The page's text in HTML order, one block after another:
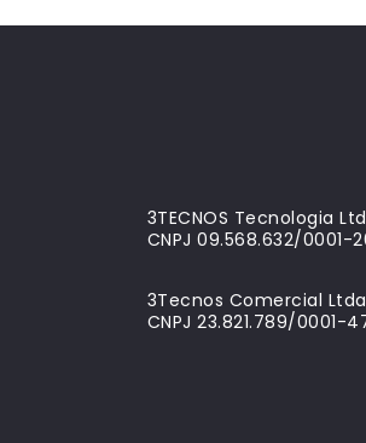
3TECNOS Tecnologia
CNPJ 09.568.632/0001-
3Tecnos Comercial Ltda
CNPJ 23.821.789/0001-